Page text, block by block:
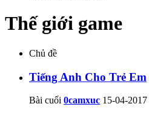
Thế giới game
Chủ đề
Tiếng Anh Cho Trẻ Em
Bài cuối 0camxuc 15-04-2017